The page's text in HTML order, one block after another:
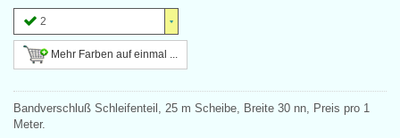
2
Mehr Farben auf einmal ...
Bandverschluß Schleifenteil, 25 m Scheibe, Breite 30 nn, Preis pro 1
Meter.